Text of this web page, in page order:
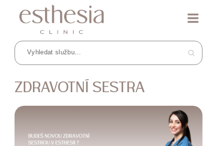
ZDRAVOTNÍ SESTRA